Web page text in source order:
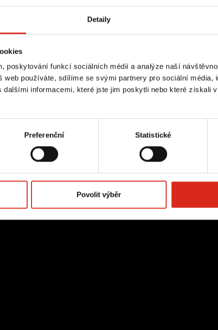
Detaily
poskytování funkcí sociálních médií a analýze naší
web používáte, sdílíme se svými partnery pro sociální média,
dalšími informacemi, které jste jim poskytli nebo které získali
Preferenční Statistické
Povolit výběr